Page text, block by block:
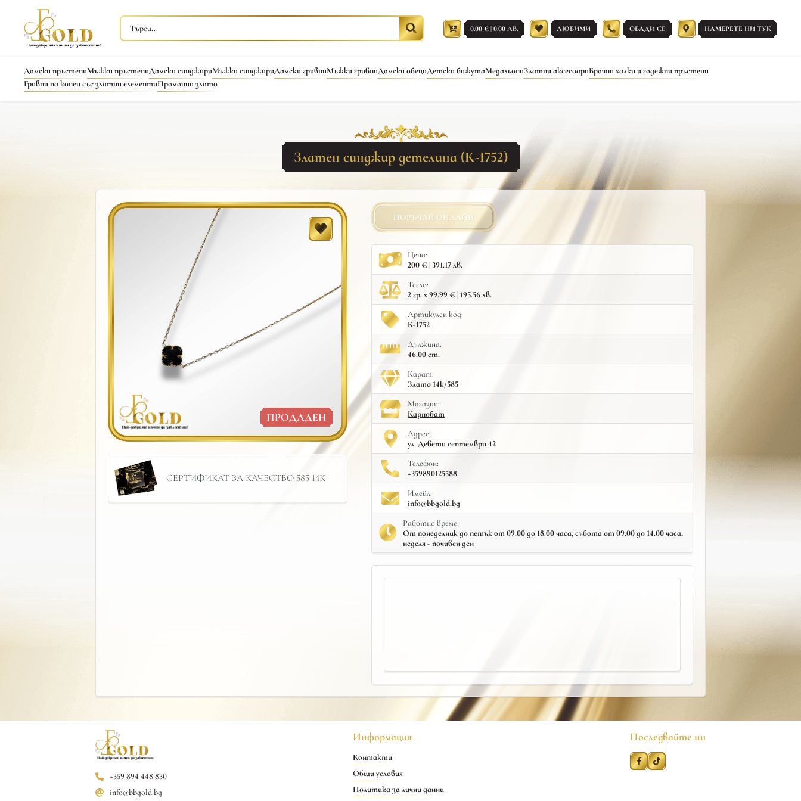
0.00 € | 0.00 ЛВ. ЛЮБИМИ ОБАДИ СЕ НАМЕРЕТЕ НИ ТУК
Дамски пръстениМъжки пръстениДамски синджириМъжки синджириДамски гривниМъжки гривниДамски обециДетски бижутаМедальониЗлатни аксесоариБрачни халки и годежни пръстени
Гривни на конец със златни елементиПромоции злато
Златен синджир детелина (К-1752)
ПРОДАДЕН
СЕРТИФИКАТ ЗА КАЧЕСТВО 585 14К
ПОРЪЧАЙ ОНЛАЙН
Цена:
200 € | 391.17 лв.
Тегло:
2 гр. x 99.99 € | 195.56 лв.
Артикулен код:
К-1752
Дължина:
46.00 cm.
Карат:
Злато 14к/585
Mагазин:
Карнобат
Адрес:
ул. Девети септември 42
Телефон:
+359890125588
Имейл:
info@bbgold.bg
Работно време:
От понеделник до петък от 09.00 до 18.00 часа, събота от 09.00 до 14.00 часа,
неделя - почивен ден
+359 894 448 830
info@bbgold.bg
Информация
Контакти
Общи условия
Политика за лични данни
Последвайте ни